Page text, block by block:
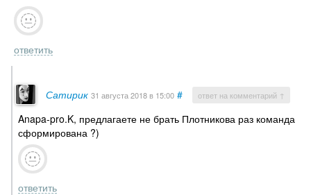
ответить
Сатирик 31 августа 2018в 15:00 # ответ на комментарий ↑
Anapa-pro.K, предлагаете не брать Плотникова раз команда
сформирована ?)
ответить